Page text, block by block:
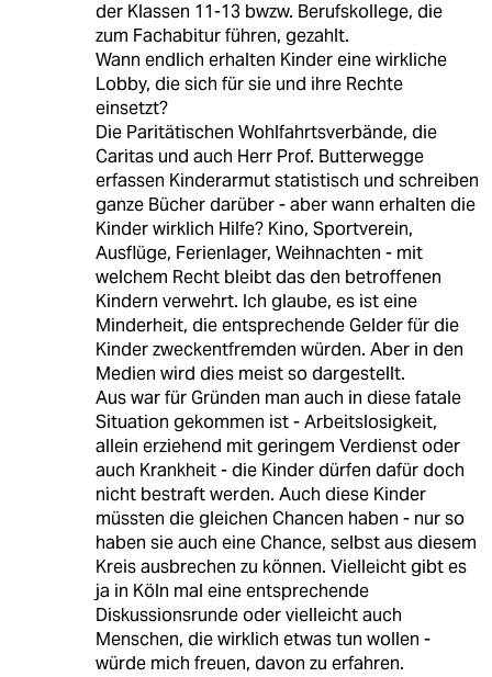
der Klassen 11-13 bwzw. Berufskollege, die
zum Fachabitur führen, gezahlt.
Wann endlich erhalten Kinder eine wirkliche
Lobby, die sich für sie und ihre Rechte
einsetzt?
Die Paritätischen Wohlfahrtsverbände, die
Caritas und auch Herr Prof. Butterwegge
erfassen Kinderarmut statistisch und schreiben
ganze Bücher darüber - aber wann erhalten die
Kinder wirklich Hilfe? Kino, Sportverein,
Ausflüge, Ferienlager, Weihnachten - mit
welchem Recht bleibt das den betroffenen
Kindern verwehrt. Ich glaube, es ist eine
Minderheit, die entsprechende Gelder für die
Kinder zweckentfremden würden. Aber in den
Medien wird dies meist so dargestellt.
Aus war für Gründen man auch in diese fatale
Situation gekommen ist - Arbeitslosigkeit,
allein erziehend mit geringem Verdienst oder
auch Krankheit - die Kinder dürfen dafür doch
nicht bestraft werden. Auch diese Kinder
müssten die gleichen Chancen haben - nur so
haben sie auch eine Chance, selbst aus diesem
Kreis ausbrechen zu können. Vielleicht gibt es
ja in Köln mal eine entsprechende
Diskussionsrunde oder vielleicht auch
Menschen, die wirklich etwas tun wollen -
würde mich freuen, davon zu erfahren.